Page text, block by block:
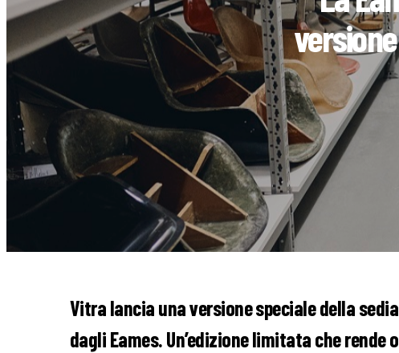
Vitra lancia una versione speciale della
dagli Eames. Un’edizione limitata che